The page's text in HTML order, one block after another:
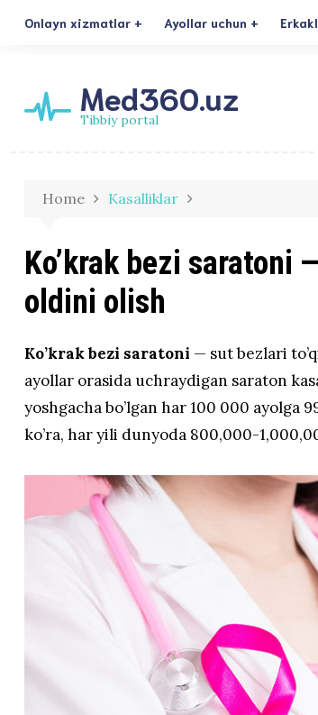
Onlayn xizmatlar Ayollar uchun
Med360.uz
Tibbiy portal
Home Kasalliklar
Ko’krak bezi saratoni
oldini olish
Ko’krak bezi saratoni — sut bezlari
ayollar orasida uchraydigan saraton
yoshgacha bo’lgan har 100 000 ayolga
ko’ra, har yili dunyoda 800,000-